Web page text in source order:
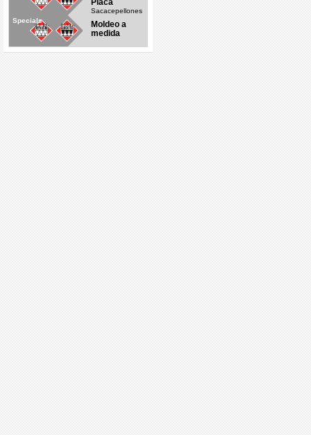
Placa
Sacacepellones
Specials
Moldeo a
medida